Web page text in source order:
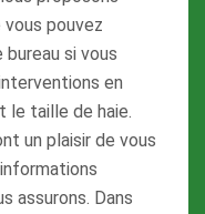
pouvez
si vous
en
le taille de haie.
un plaisir de vous
assurons. Dans